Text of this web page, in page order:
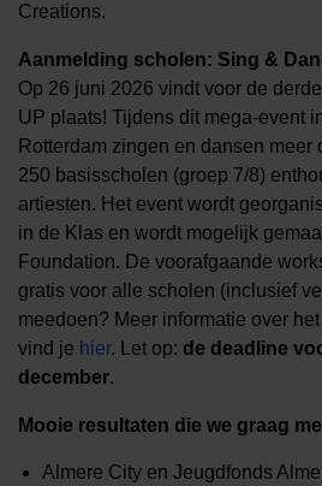
Creations.
Aanmelding scholen: Sing &
Op 26 juni 2026 vindt voor de
UP plaats! Tijdens dit mega-event
Rotterdam zingen en dansen meer
250 basisscholen (groep 7/8)
artiesten. Het event wordt
in de Klas en wordt mogelijk
Foundation. De voorafgaande
gratis voor alle scholen (inclusief
meedoen? Meer informatie over
vind je hier. Let op: de deadline
december.
Mooie resultaten die we graag
Almere City en Jeugdfonds